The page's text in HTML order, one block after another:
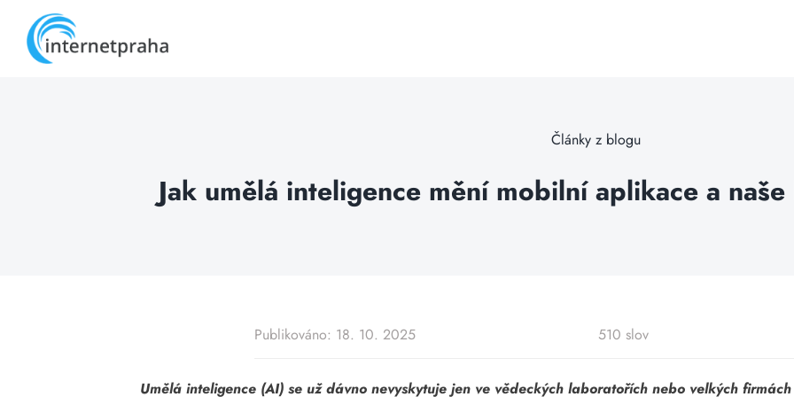
content
Články z blogu
Jak umělá inteligence mění mobilní aplikace a
Publikováno: 18. 10. 2025 510 slov
Umělá inteligence (AI) se už dávno nevyskytuje jen ve vědeckých laboratořích nebo velkých